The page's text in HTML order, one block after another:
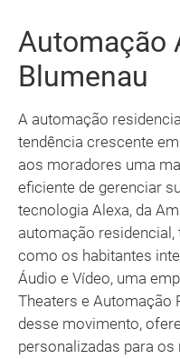
Automação
Blumenau
A automação
tendência crescente
aos moradores uma
eficiente de gerenciar
tecnologia Alexa, da
automação
como os habitantes
Áudio e Vídeo, uma
Theaters e Automação
desse movimento,
personalizadas para os